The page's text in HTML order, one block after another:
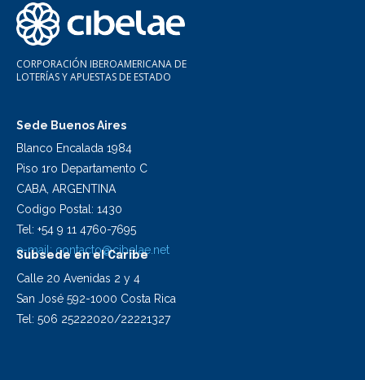
CORPORACIÓN IBEROAMERICANA DE
LOTERÍAS Y APUESTAS DE ESTADO
Sede Buenos Aires
Blanco Encalada 1984
Piso 1ro Departamento C
CABA, ARGENTINA
Codigo Postal: 1430
Tel: +54 9 11 4760-7695
e-mail: contacto@cibelae.net
Subsede en el Caribe
Calle 20 Avenidas 2 y 4
San José 592-1000 Costa Rica
Tel: 506 25222020/22221327